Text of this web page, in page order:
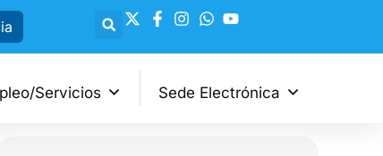
Servicios Sede Electrónica